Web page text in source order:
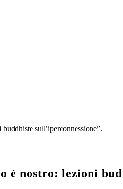
sull’iperconnessione”.
nostro: lezioni